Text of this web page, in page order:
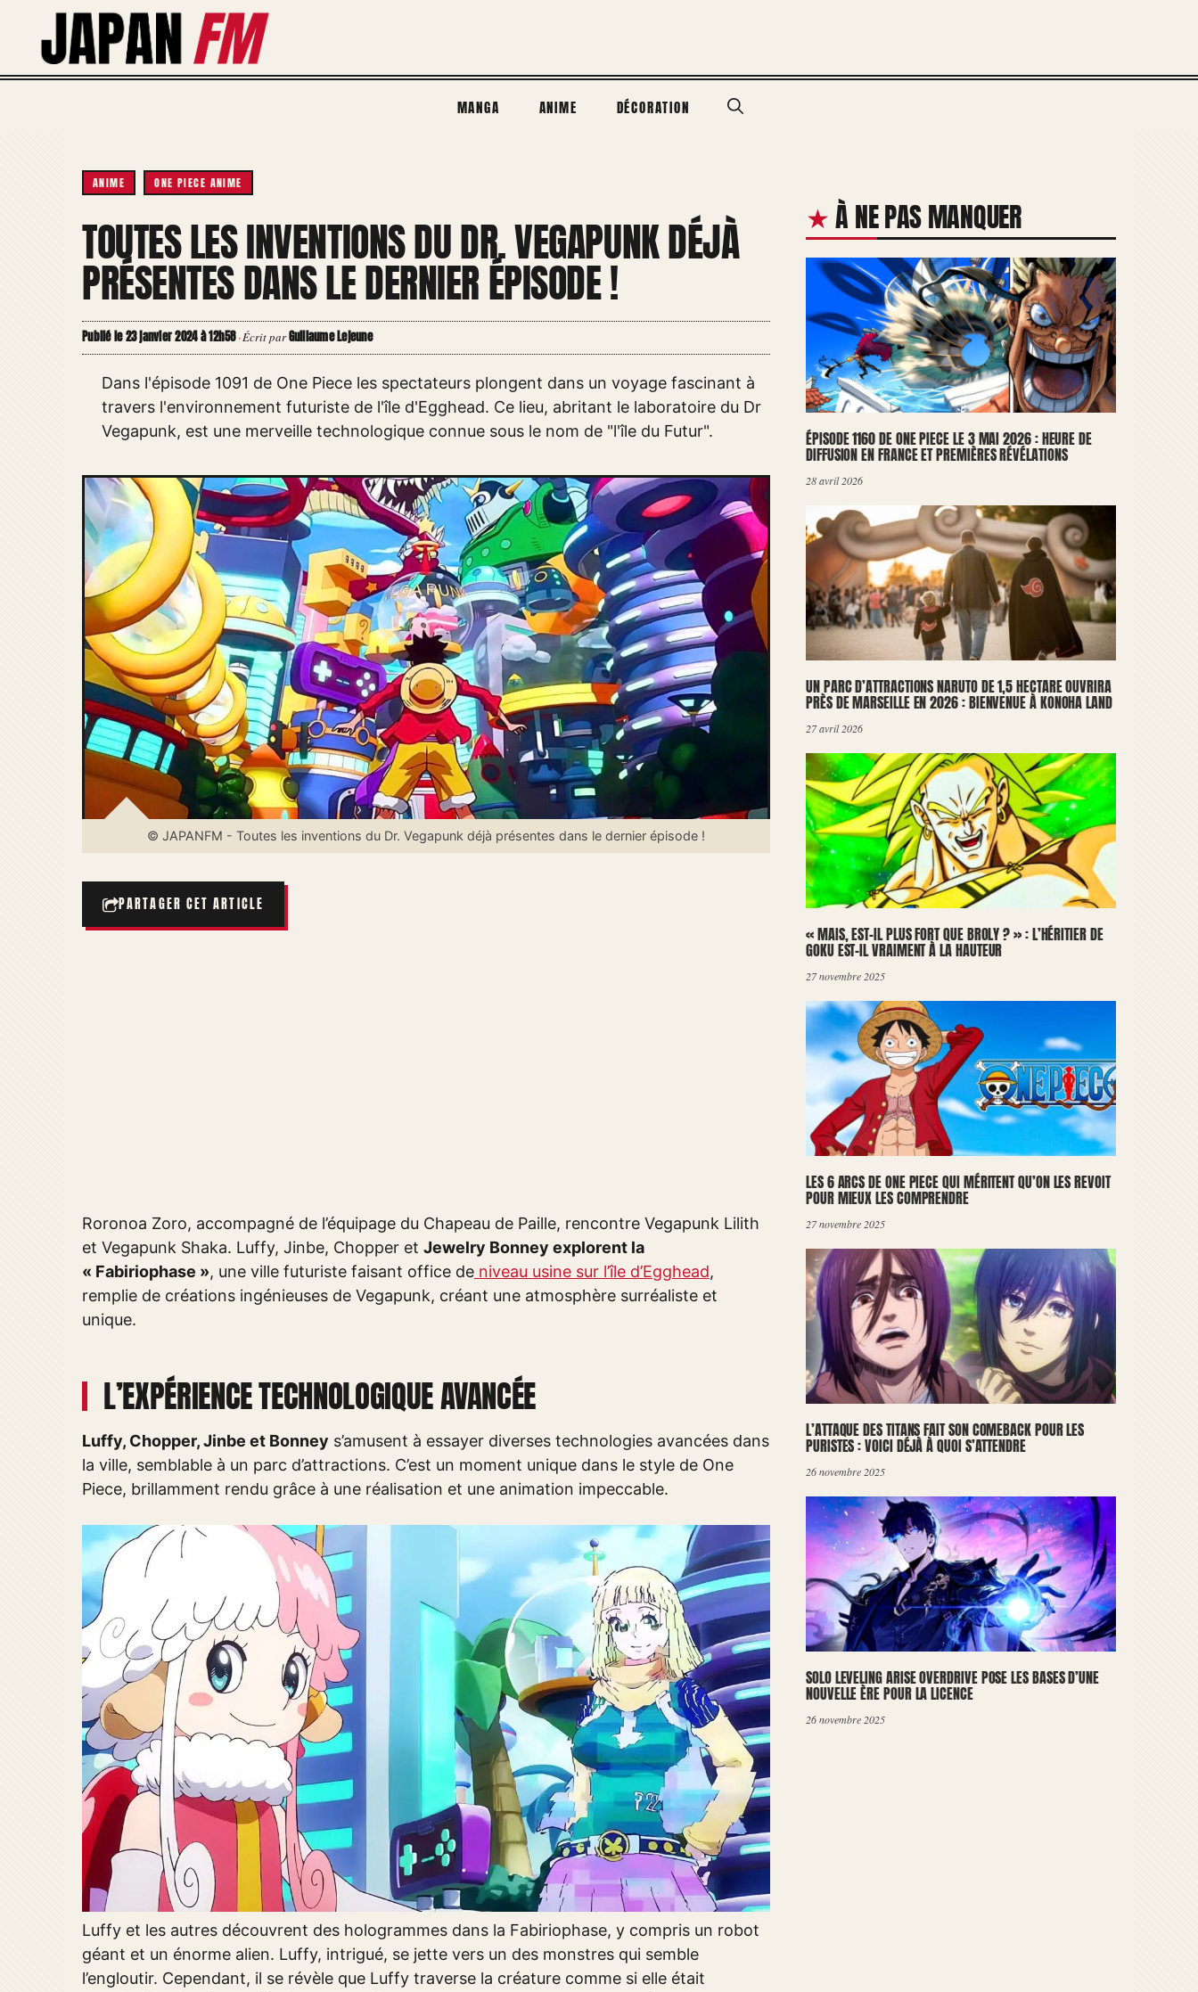
contenu
MANGA ANIME DÉCORATION
ANIME ONE PIECE ANIME
TOUTES LES INVENTIONS DU DR. VEGAPUNK DÉJÀ
PRÉSENTES DANS LE DERNIER ÉPISODE !
Publié le 23 janvier 2024 à 12h58·Écrit parGuillaume Lejeune
Dans l'épisode 1091 de One Piece les spectateurs plongent dans un voyage fascinant à
travers l'environnement futuriste de l'île d'Egghead. Ce lieu, abritant le laboratoire du Dr
Vegapunk, est une merveille technologique connue sous le nom de "l'île du Futur".
© JAPANFM - Toutes les inventions du Dr. Vegapunk déjà présentes dans le dernier épisode !
PARTAGER CET ARTICLE
Roronoa Zoro, accompagné de l’équipage du Chapeau de Paille, rencontre Vegapunk Lilith
et Vegapunk Shaka. Luffy, Jinbe, Chopper et Jewelry Bonney explorent la
« Fabiriophase », une ville futuriste faisant office de niveau usine sur l’île d’Egghead,
remplie de créations ingénieuses de Vegapunk, créant une atmosphère surréaliste et
unique.
L’EXPÉRIENCE TECHNOLOGIQUE AVANCÉE
Luffy, Chopper, Jinbe et Bonney s’amusent à essayer diverses technologies avancées dans
la ville, semblable à un parc d’attractions. C’est un moment unique dans le style de One
Piece, brillamment rendu grâce à une réalisation et une animation impeccable.
Luffy et les autres découvrent des hologrammes dans la Fabiriophase, y compris un robot
géant et un énorme alien. Luffy, intrigué, se jette vers un des monstres qui semble
l’engloutir. Cependant, il se révèle que Luffy traverse la créature comme si elle était
À NE PAS MANQUER
ÉPISODE 1160 DE ONE PIECE LE 3 MAI 2026 : HEURE DE
DIFFUSION EN FRANCE ET PREMIÈRES RÉVÉLATIONS
28 avril 2026
UN PARC D’ATTRACTIONS NARUTO DE 1,5 HECTARE OUVRIRA
PRÈS DE MARSEILLE EN 2026 : BIENVENUE À KONOHA LAND
27 avril 2026
« MAIS, EST-IL PLUS FORT QUE BROLY ? » : L’HÉRITIER DE
GOKU EST-IL VRAIMENT À LA HAUTEUR
27 novembre 2025
LES 6 ARCS DE ONE PIECE QUI MÉRITENT QU’ON LES REVOIT
POUR MIEUX LES COMPRENDRE
27 novembre 2025
L’ATTAQUE DES TITANS FAIT SON COMEBACK POUR LES
PURISTES : VOICI DÉJÀ À QUOI S’ATTENDRE
26 novembre 2025
SOLO LEVELING ARISE OVERDRIVE POSE LES BASES D’UNE
NOUVELLE ÈRE POUR LA LICENCE
26 novembre 2025